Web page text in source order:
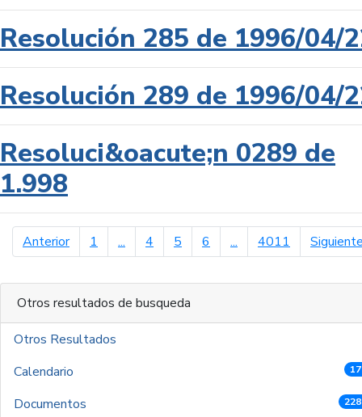
Resolución 285 de 1996/04/
Resolución 289 de 1996/04/
Resoluci&oacute;n 0289 de
1.998
Anteriorpágina anterior
1 ... 4 5 6 ... 4011
Otros resultados de busqueda
Otros Resultados
Calendario
Documentos